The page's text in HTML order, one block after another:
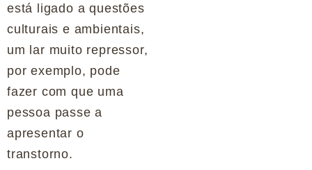
está ligado a questões
culturais e ambientais,
um lar muito repressor,
por exemplo, pode
fazer com que uma
pessoa passe a
apresentar o
transtorno.